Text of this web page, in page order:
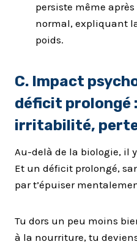
persiste même
normal, expliquant
poids.
C. Impact
déficit prolongé
irritabilité,
Au-delà de la biologie, il
Et un déficit prolongé,
par t’épuiser
Tu dors un peu moins
à la nourriture, tu